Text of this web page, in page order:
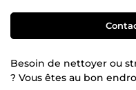
Besoin de nettoyer ou
? Vous êtes au bon